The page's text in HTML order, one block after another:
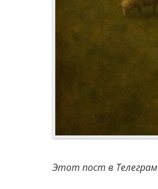
Этот пост в Телеграм